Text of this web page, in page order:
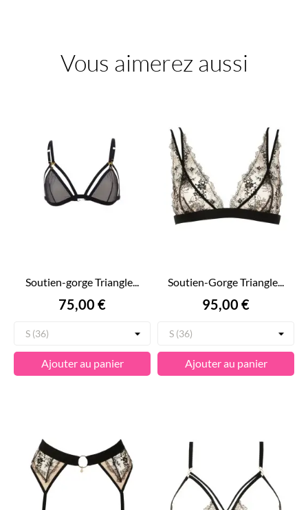
Vous aimerez aussi
Soutien-gorge Triangle...
Prix
75,00 €
Ajouter au panier
Soutien-Gorge Triangle...
Prix
95,00 €
Ajouter au panier